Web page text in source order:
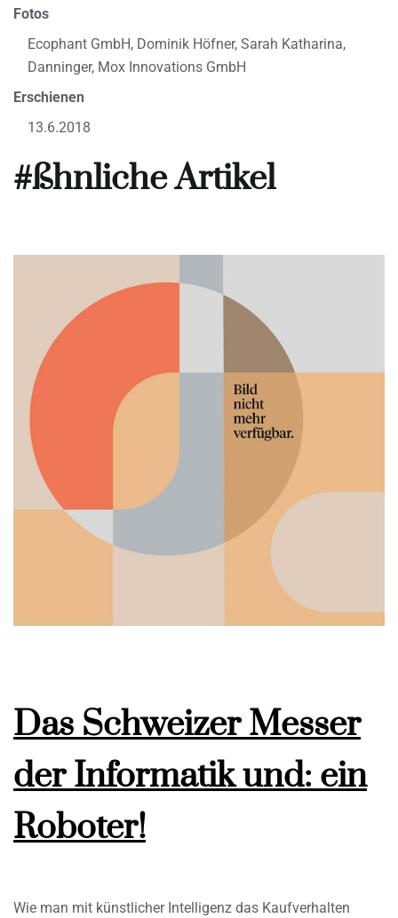
Fotos
Ecophant GmbH, Dominik Höfner, Sarah Katharina,
Danninger, Mox Innovations GmbH
Erschienen
13.6.2018
#ßhnliche Artikel
Das Schweizer Messer
der Informatik und: ein
Roboter!
Wie man mit künstlicher Intelligenz das Kaufverhalten